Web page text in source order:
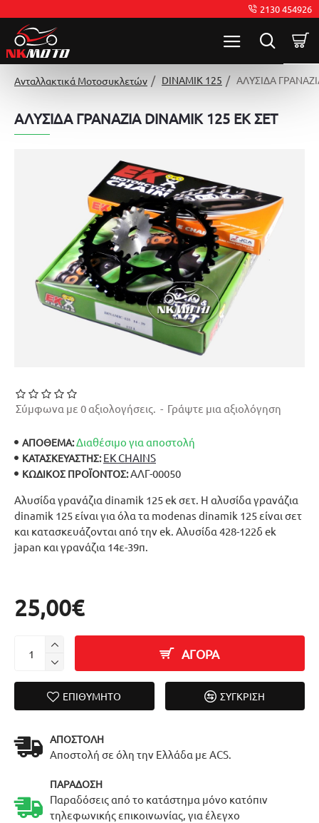
2130 454926
Ανταλλακτικά Μοτοσυκλετών DINAMIK 125 ΑΛΥΣΙΔΑ
ΑΛΥΣΙΔΑ ΓΡΑΝΑΖΙΑ DINAMIK 125 EK ΣΕΤ
Αλυσίδα γρανάζια dinamik 125 ek σετ. Η αλυσίδα γρανάζια
dinamik 125 είναι για όλα τα modenas dinamik 125 είναι σετ
και κατασκευάζονται από την ek. Αλυσίδα 428-122δ ek
japan και γρανάζια 14ε-39π.
ΑΠΟΘΕΜΑ:Διαθέσιμο για αποστολή
ΚΑΤΑΣΚΕΥΑΣΤΉΣ: EK CHAINS
ΚΩΔΙΚΌΣ ΠΡΟΪΌΝΤΟΣ:ΑΛΓ-00050
Σύμφωνα με 0 αξιολογήσεις. - Γράψτε μια αξιολόγηση
25,00€
ΑΓΟΡΑ
ΕΠΙΘΥΜΗΤΌ ΣΎΓΚΡΙΣΗ
ΑΠΟΣΤΟΛΉ
Αποστολή σε όλη την Ελλάδα με ACS.
ΠΑΡΆΔΟΣΗ
Παραδόσεις από το κατάστημα μόνο κατόπιν
τηλεφωνικής επικοινωνίας, για έλεγχο